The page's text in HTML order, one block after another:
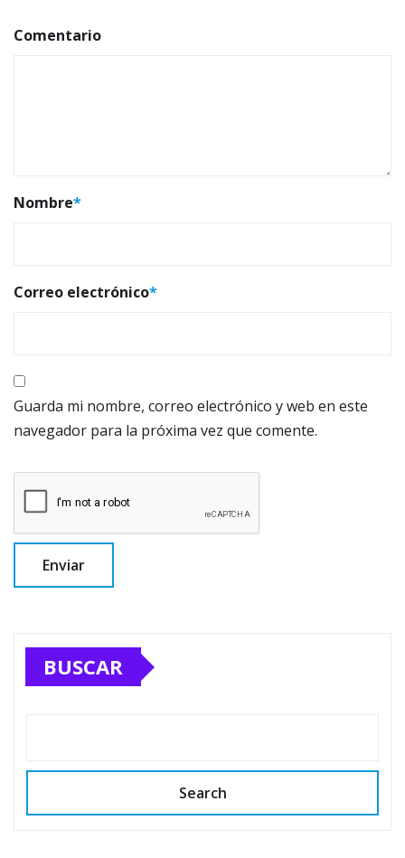
Comentario
Nombre*
Correo electrónico*
Guarda mi nombre, correo electrónico y web en este
navegador para la próxima vez que comente.
BUSCAR
Search